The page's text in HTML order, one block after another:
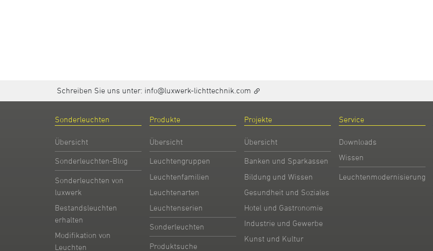
Schreiben Sie uns unter: info@luxwerk-lichttechnik.com
Sonderleuchten
Übersicht
Sonderleuchten-Blog
Sonderleuchten von
luxwerk
Bestandsleuchten
erhalten
Modifikation von
Leuchten
Produkte
Übersicht
Leuchtengruppen
Leuchtenfamilien
Leuchtenarten
Leuchtenserien
Sonderleuchten
Produktsuche
Projekte
Übersicht
Banken und Sparkassen
Bildung und Wissen
Gesundheit und Soziales
Hotel und Gastronomie
Industrie und Gewerbe
Kunst und Kultur
Service
Downloads
Wissen
Leuchtenmodernisierung